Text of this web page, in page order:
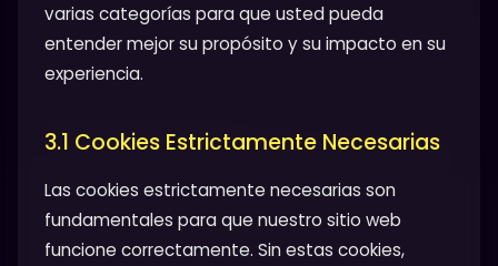
varias categorías para que usted pueda
entender mejor su propósito y su impacto en su
experiencia.
3.1 Cookies Estrictamente Necesarias
Las cookies estrictamente necesarias son
fundamentales para que nuestro sitio web
funcione correctamente. Sin estas cookies,